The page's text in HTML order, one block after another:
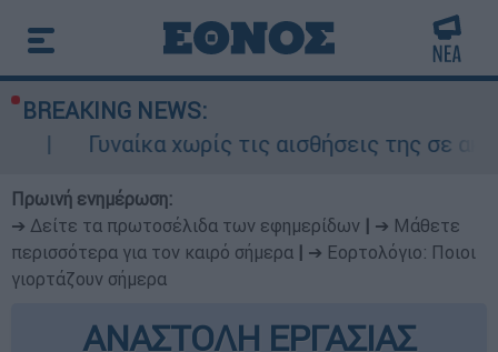
BREAKING NEWS:
χωρίς τις αισθήσεις της σε ακάλυπτο
Πρωινή ενημέρωση:
➔ Δείτε τα πρωτοσέλιδα των εφημερίδων
➔ Μάθετε
περισσότερα για τον καιρό σήμερα
➔ Εορτολόγιο: Ποιοι
γιορτάζουν σήμερα
ΑΝΑΣΤΟΛΗ ΕΡΓΑΣΙΑΣ